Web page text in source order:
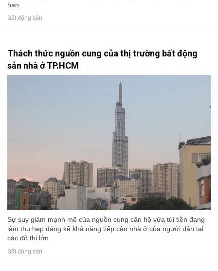
hạn.
Bất động sản
Thách thức nguồn cung của thị trường bất động
sản nhà ở TP.HCM
Sự suy giảm mạnh mẽ của nguồn cung căn hộ vừa túi tiền đang
làm thu hẹp đáng kể khả năng tiếp cận nhà ở của người dân tại
các đô thị lớn.
Bất động sản